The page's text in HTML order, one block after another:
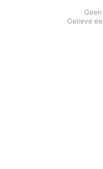
Gelieve